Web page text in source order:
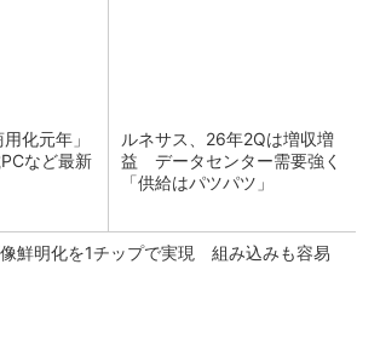
化元年」
など最新
ルネサス、26年2Qは増収増
益 データセンター需要強く
「供給はパツパツ」
鮮明化を1チップで実現 組み込みも容易